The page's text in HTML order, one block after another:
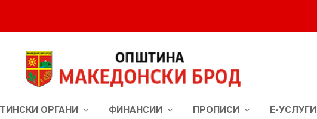
ОРГАНИ ФИНАНСИИ ПРОПИСИ Е-УСЛУГИ